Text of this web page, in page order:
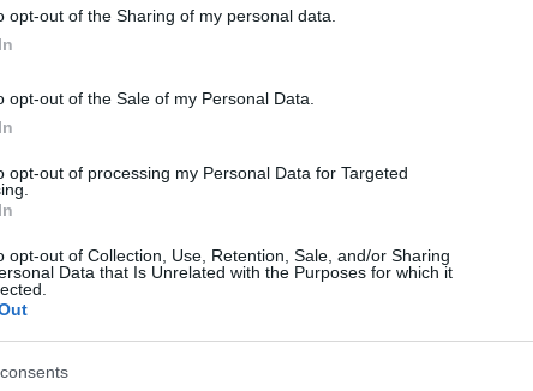
opt-out of the Sharing of my personal data.
opt-out of the Sale of my Personal Data.
opt-out of processing my Personal Data for Targeted
opt-out of Collection, Use, Retention, Sale, and/or Sharing
Data that Is Unrelated with the Purposes for which it
& Johnson ανακοίνωσε σήμερα
τη διάθεση” του μονοδοσικού της
μετά την απόφαση των
συστήσουν “αναστολή” της χρήσης του
υγείας της χώρας θέλουν να
που εμφάνισαν σοβαρά περιστατικά